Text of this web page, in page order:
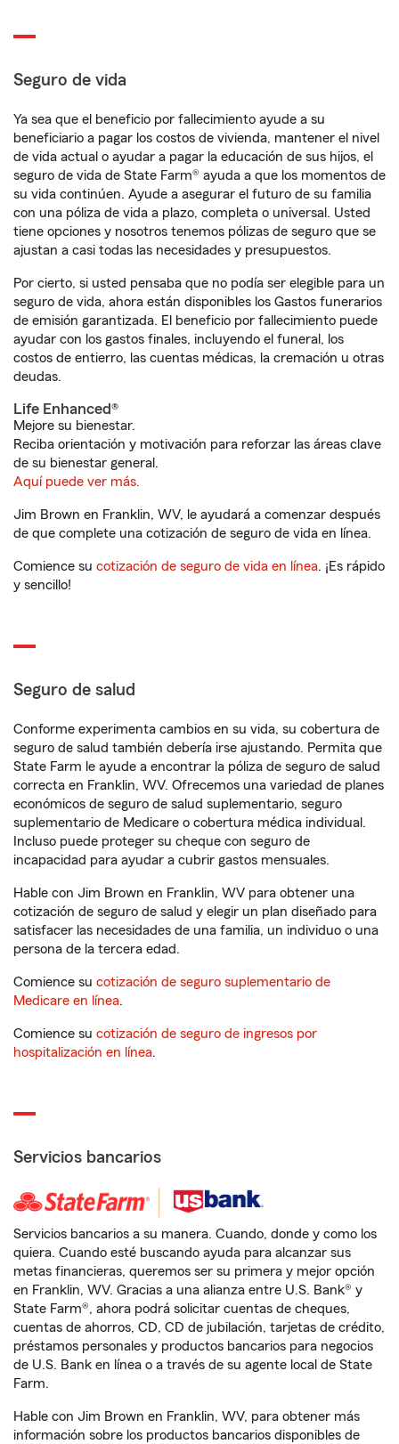
Seguro de vida
Ya sea que el beneficio por fallecimiento ayude a su
beneficiario a pagar los costos de vivienda, mantener el nivel
de vida actual o ayudar a pagar la educación de sus hijos, el
seguro de vida de State Farm® ayuda a que los momentos de
su vida continúen. Ayude a asegurar el futuro de su familia
con una póliza de vida a plazo, completa o universal. Usted
tiene opciones y nosotros tenemos pólizas de seguro que se
ajustan a casi todas las necesidades y presupuestos.
Por cierto, si usted pensaba que no podía ser elegible para un
seguro de vida, ahora están disponibles los Gastos funerarios
de emisión garantizada. El beneficio por fallecimiento puede
ayudar con los gastos finales, incluyendo el funeral, los
costos de entierro, las cuentas médicas, la cremación u otras
deudas.
Life Enhanced®
Mejore su bienestar.
Reciba orientación y motivación para reforzar las áreas clave
de su bienestar general.
Aquí puede ver más.
Jim Brown en Franklin, WV, le ayudará a comenzar después
de que complete una cotización de seguro de vida en línea.
Comience su cotización de seguro de vida en línea. ¡Es rápido
y sencillo!
Seguro de salud
Conforme experimenta cambios en su vida, su cobertura de
seguro de salud también debería irse ajustando. Permita que
State Farm le ayude a encontrar la póliza de seguro de salud
correcta en Franklin, WV. Ofrecemos una variedad de planes
económicos de seguro de salud suplementario, seguro
suplementario de Medicare o cobertura médica individual.
Incluso puede proteger su cheque con seguro de
incapacidad para ayudar a cubrir gastos mensuales.
Hable con Jim Brown en Franklin, WV para obtener una
cotización de seguro de salud y elegir un plan diseñado para
satisfacer las necesidades de una familia, un individuo o una
persona de la tercera edad.
Comience su cotización de seguro suplementario de
Medicare en línea.
Comience su cotización de seguro de ingresos por
hospitalización en línea.
Servicios bancarios
Servicios bancarios a su manera. Cuando, donde y como los
quiera. Cuando esté buscando ayuda para alcanzar sus
metas financieras, queremos ser su primera y mejor opción
en Franklin, WV. Gracias a una alianza entre U.S. Bank® y
State Farm®, ahora podrá solicitar cuentas de cheques,
cuentas de ahorros, CD, CD de jubilación, tarjetas de crédito,
préstamos personales y productos bancarios para negocios
de U.S. Bank en línea o a través de su agente local de State
Farm.
Hable con Jim Brown en Franklin, WV, para obtener más
información sobre los productos bancarios disponibles de